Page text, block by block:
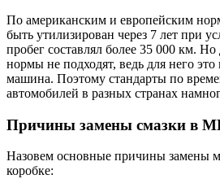
По американским и европейским
быть утилизирован через 7 лет при
пробег составлял более 35 000 км.
нормы не подходят, ведь для него это
машина. Поэтому стандарты по
автомобилей в разных странах
Причины замены смазки в
Назовем основные причины замены
коробке: